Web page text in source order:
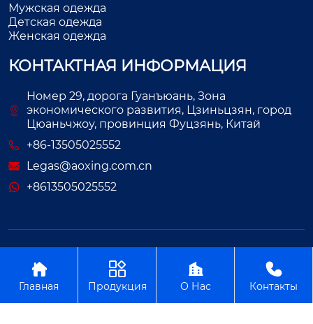
Мужская одежда
Детская одежда
Женская одежда
КОНТАКТНАЯ ИНФОРМАЦИЯ
Номер 29, дорога Гуанъюань, Зона
экономического развития, Цзиньцзян, город
Цюаньчжоу, провинция Фуцзянь, Китай
+86-13505025552
Legas@aoxing.com.cn
+8613505025552

Главная

Продукция

О Нас

Контакты